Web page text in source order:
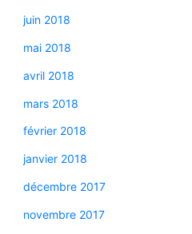
juin 2018
mai 2018
avril 2018
mars 2018
février 2018
janvier 2018
décembre 2017
novembre 2017